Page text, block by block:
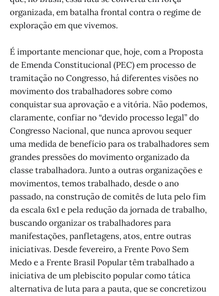
organizada, em batalha frontal contra o regime de
exploração em que vivemos.
É importante mencionar que, hoje, com a Proposta
de Emenda Constitucional (PEC) em processo de
tramitação no Congresso, há diferentes visões no
movimento dos trabalhadores sobre como
conquistar sua aprovação e a vitória. Não podemos,
claramente, confiar no “devido processo legal” do
Congresso Nacional, que nunca aprovou sequer
uma medida de benefício para os trabalhadores sem
grandes pressões do movimento organizado da
classe trabalhadora. Junto a outras organizações e
movimentos, temos trabalhado, desde o ano
passado, na construção de comitês de luta pelo fim
da escala 6x1 e pela redução da jornada de trabalho,
buscando organizar os trabalhadores para
manifestações, panfletagens, atos, entre outras
iniciativas. Desde fevereiro, a Frente Povo Sem
Medo e a Frente Brasil Popular têm trabalhado a
iniciativa de um plebiscito popular como tática
alternativa de luta para a pauta, que se concretizou